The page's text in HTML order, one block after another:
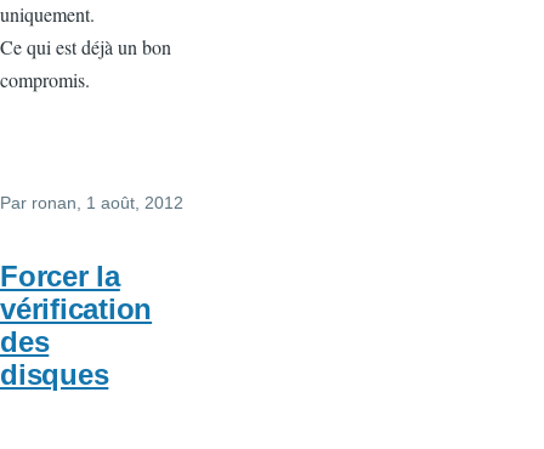
uniquement.
Ce qui est déjà un bon
compromis.
Par ronan, 1 août, 2012
Forcer la
vérification
des
disques